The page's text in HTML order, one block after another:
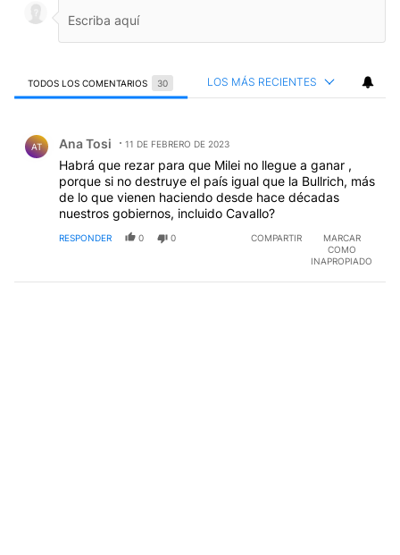
TODOS LOS COMENTARIOS 30 LOS MÁS RECIENTES
AT Ana Tosi 11 DE FEBRERO DE 2023
Habrá que rezar para que Milei no llegue a ganar ,
porque si no destruye el país igual que la Bullrich, más
de lo que vienen haciendo desde hace décadas
nuestros gobiernos, incluido Cavallo?
RESPONDER 0 0 COMPARTIR
MARCAR
COMO
INAPROPIADO